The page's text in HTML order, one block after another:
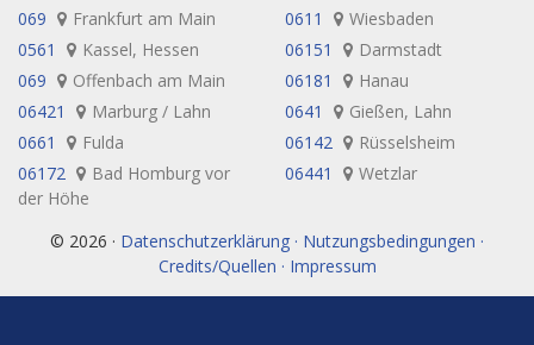
069 Frankfurt am Main 0611
Wiesbaden
0561
Kassel, Hessen 06151
Darmstadt
069
Offenbach am Main 06181
Hanau
06421
Marburg / Lahn 0641
Gießen, Lahn
0661
Fulda 06142
Rüsselsheim
06172
Bad Homburg vor
der Höhe
06441 Wetzlar
© 2026 · Datenschutzerklärung · Nutzungsbedingungen ·
Credits/Quellen · Impressum